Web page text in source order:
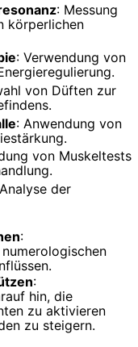
: Messung
körperlichen
: Verwendung von
von Düften zur
: Anwendung von
von Muskeltests
der
:
:
hin, die
zu aktivieren
zu steigern.